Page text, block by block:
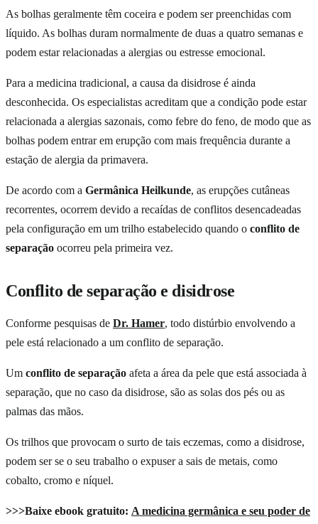
As bolhas geralmente têm coceira e podem ser preenchidas com
líquido. As bolhas duram normalmente de duas a quatro semanas e
podem estar relacionadas a alergias ou estresse emocional.
Para a medicina tradicional, a causa da disidrose é ainda
desconhecida. Os especialistas acreditam que a condição pode estar
relacionada a alergias sazonais, como febre do feno, de modo que as
bolhas podem entrar em erupção com mais frequência durante a
estação de alergia da primavera.
De acordo com a Germânica Heilkunde, as erupções cutâneas
recorrentes, ocorrem devido a recaídas de conflitos desencadeadas
pela configuração em um trilho estabelecido quando o conflito de
separação ocorreu pela primeira vez.
Conflito de separação e disidrose
Conforme pesquisas de Dr. Hamer, todo distúrbio envolvendo a
pele está relacionado a um conflito de separação.
Um conflito de separação afeta a área da pele que está associada à
separação, que no caso da disidrose, são as solas dos pés ou as
palmas das mãos.
Os trilhos que provocam o surto de tais eczemas, como a disidrose,
podem ser se o seu trabalho o expuser a sais de metais, como
cobalto, cromo e níquel.
>>>Baixe ebook gratuito: A medicina germânica e seu poder de